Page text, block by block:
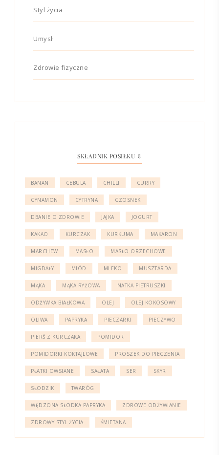
Styl życia
Umysł
Zdrowie fizyczne
SKŁADNIK POSIŁKU ⇩
BANAN CEBULA CHILLI CURRY
CYNAMON CYTRYNA CZOSNEK
DBANIE O ZDROWIE JAJKA JOGURT
KAKAO KURCZAK KURKUMA MAKARON
MARCHEW MASŁO MASŁO ORZECHOWE
MIGDAŁY MIÓD MLEKO MUSZTARDA
MĄKA MĄKA RYŻOWA NATKA PIETRUSZKI
ODŻYWKA BIAŁKOWA OLEJ OLEJ KOKOSOWY
OLIWA PAPRYKA PIECZARKI PIECZYWO
PIERŚ Z KURCZAKA POMIDOR
POMIDORKI KOKTAJLOWE PROSZEK DO PIECZENIA
PŁATKI OWSIANE SAŁATA SER SKYR
SŁODZIK TWARÓG
WĘDZONA SŁODKA PAPRYKA ZDROWE ODŻYWIANIE
ZDROWY STYL ŻYCIA ŚMIETANA